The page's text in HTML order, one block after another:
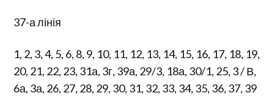
37-а лінія
1, 2, 3, 4, 5, 6, 8, 9, 10, 11, 12, 13, 14, 15, 16, 17, 18, 19,
20, 21, 22, 23, 31а, 3г, 39а, 29/3, 18а, 30/1, 25, 3 / В,
6а, 3а, 26, 27, 28, 29, 30, 31, 32, 33, 34, 35, 36, 37, 39